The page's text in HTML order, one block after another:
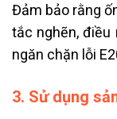
Đảm bảo rằng
tắc nghẽn, điều
ngăn chặn lỗi
3. Sử dụng